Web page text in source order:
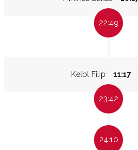
22:49
Kelbl Filip 11:17
23:42
24:10